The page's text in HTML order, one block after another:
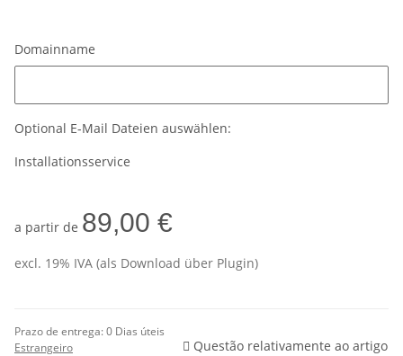
Domainname
Optional E-Mail Dateien auswählen:
Installationsservice
a partir de 89,00 €
excl. 19% IVA (als Download über Plugin)
Prazo de entrega:0 Dias úteis
Estrangeiro
Questão relativamente ao artigo